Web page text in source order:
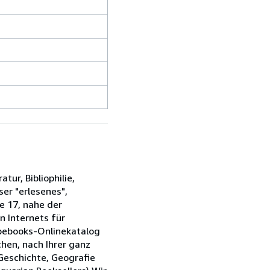
Bibliophilie,
"erlesenes",
17, nahe der
Internets für
Onlinekatalog
nach Ihrer ganz
Geografie